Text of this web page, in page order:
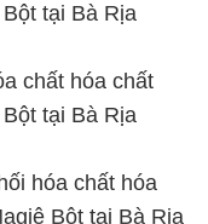
tại Bà Rịa
chất hóa chất
tại Bà Rịa
hóa chất hóa
Bột tại Bà Rịa